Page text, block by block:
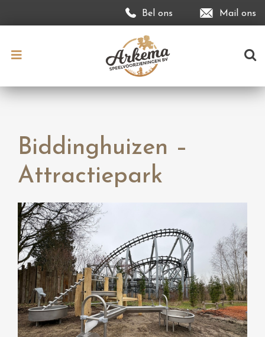
Bel ons Mail ons
Biddinghuizen –
Attractiepark